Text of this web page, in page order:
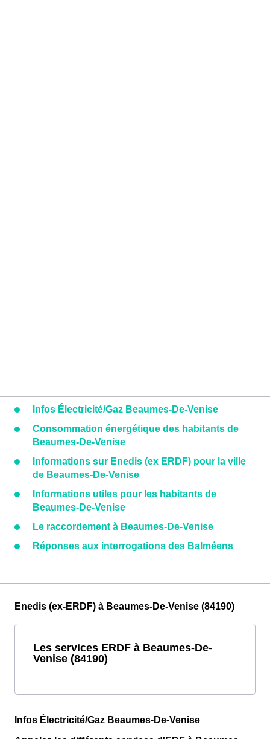
Infos Électricité/Gaz Beaumes-De-Venise
Consommation énergétique des habitants de
Beaumes-De-Venise
Informations sur Enedis (ex ERDF) pour la ville
de Beaumes-De-Venise
Informations utiles pour les habitants de
Beaumes-De-Venise
Le raccordement à Beaumes-De-Venise
Réponses aux interrogations des Balméens
Enedis (ex-ERDF) à Beaumes-De-Venise (84190)
Les services ERDF à Beaumes-De-
Venise (84190)
Infos Électricité/Gaz Beaumes-De-Venise